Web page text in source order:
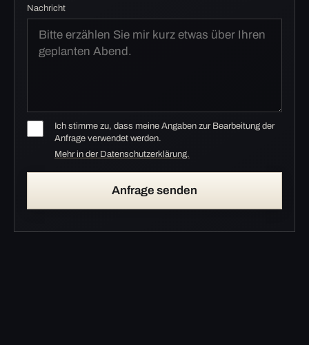
Nachricht
Ich stimme zu, dass meine Angaben zur Bearbeitung der
Anfrage verwendet werden.
Mehr in der Datenschutzerklärung.
Anfrage senden